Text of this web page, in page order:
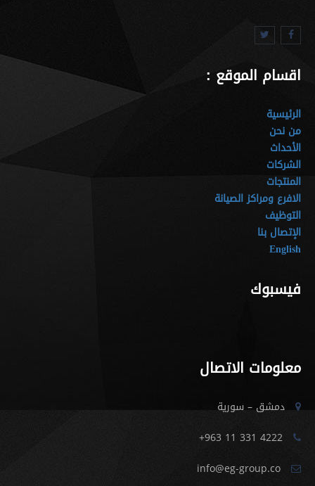
اقسام الموقع :
الرئيسية
من نحن
الأحداث
الشركات
المنتجات
الافرع ومراكز الصيانة
التوظيف
الإتصال بنا
English
فيسبوك
معلومات الاتصال
دمشق – سورية
+963 11 331 4222
info@eg-group.co